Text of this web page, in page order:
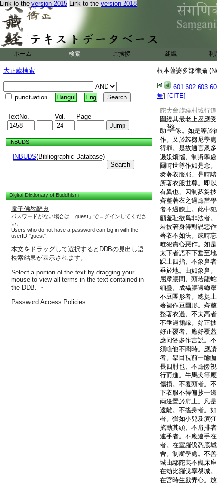
Link to the version 2015 Link to the version 2018
ホーム 検索 ご挨拶 組織 利
大正蔵検索
punctuation Hangul Eng
TextNo. Vol. Page
INBUDS
INBUDS(Bibliographic Database)
Search
Digital Dictionary of Buddhism
電子佛教辭典
パスワードがない場合は「guest」でログインしてくださ
い。
Users who do not have a password can log in with the
userID "guest".
本文をドラッグして選択するとDDBの見出し語
検索結果が表示されます。
Select a portion of the text by dragging your
mouse to view all terms in the text contained in
the DDB. ・
Password Access Policies
根本薩婆多部律攝
601 602 603
無] [CITE]
言汝可供養大師。
畫爲三道。亦不以
時。見面無犯。若
知前後容顏改變生
植諸樹未花未果不
守者無犯。出入門
不應造次。若經行
若見瓶空應即添水
應登上。若無求寂
爲供養事上亦無犯
耳璫。餘莊嚴具隨
陀大會旋繞村城行
圍繞其最老上座應
助
像。如是等於
作。又於苾芻尼學
得罪。是故通言衆
譏嫌煩惱。制斯學處
爾時世尊作如是念
衆著衣服耶。是時
所著衣服世尊。即
有異也。因制苾芻
齊整著衣之過應當
者不過膝上。此中
顧羞耻欲爲非法者
若披著身得對説惡
著衣不如法。或時
唯犯責心惡作。如
太下者語不下垂至
踝上四指。不象鼻
垂於地。由如象鼻
屈擪腰間。頭若龍
細疊。成襵腰邊總
不豆團形者。總捉
著裙作豆團形。齊
整著衣過。不太高
不垂過裙縁。好正
好正覆者。應好覆
應同俗多作言説。
須喚他不聞時。應
者。擧目視前一踰
長四肘也。不應傍
行而進。牛馬犬等
傷損。不覆頭者。
下衣服不得偏抄一
兩邊置於肩上。凡
遠離。不搖身者。
者。猶如小兒及瘨
搖動其頭。不肩排
連手者。不應連手
者。在室羅伐悉底
舍。制斯學處。不
城由鄔陀夷不觀床
在劫比羅伐窣覩城
在宮時生戲弄心。